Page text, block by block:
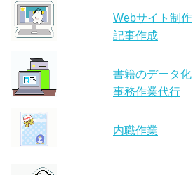
Webサイト制作
記事作成
書籍のデータ化
事務作業代行
内職作業